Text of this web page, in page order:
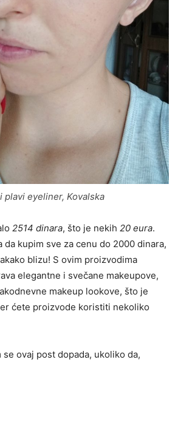
plavi eyeliner, Kovalska
2514 dinara, što je nekih 20 eura.
da kupim sve za cenu do 2000 dinara,
blizu! S ovim proizvodima
elegantne i svečane makeupove,
makeup lookove, što je
ćete proizvode koristiti nekoliko
se ovaj post dopada, ukoliko da,